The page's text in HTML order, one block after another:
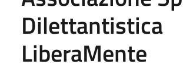
Dilettantistica
LiberaMente